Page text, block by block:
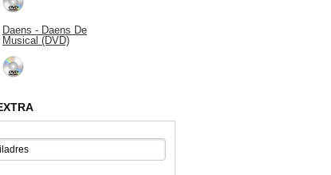
Daens - Daens De
Musical (DVD)